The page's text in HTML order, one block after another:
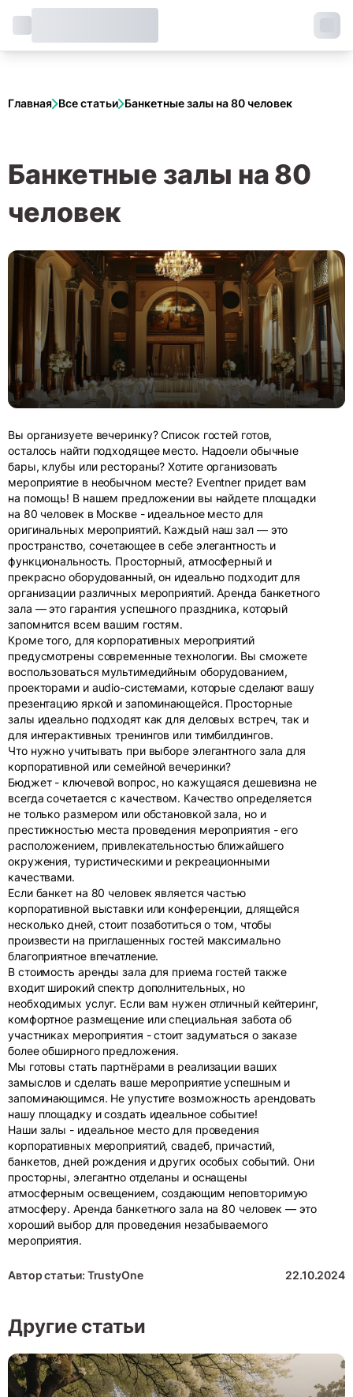
Главная Все статьи Банкетные залы на 80 человек
Банкетные залы на 80
человек
Вы организуете вечеринку? Список гостей готов,
осталось найти подходящее место. Надоели обычные
бары, клубы или рестораны? Хотите организовать
мероприятие в необычном месте? Eventner придет вам
на помощь! В нашем предложении вы найдете площадки
на 80 человек в Москве - идеальное место для
оригинальных мероприятий. Каждый наш зал — это
пространство, сочетающее в себе элегантность и
функциональность. Просторный, атмосферный и
прекрасно оборудованный, он идеально подходит для
организации различных мероприятий. Аренда банкетного
зала — это гарантия успешного праздника, который
запомнится всем вашим гостям.
Кроме того, для корпоративных мероприятий
предусмотрены современные технологии. Вы сможете
воспользоваться мультимедийным оборудованием,
проекторами и audio-системами, которые сделают вашу
презентацию яркой и запоминающейся. Просторные
залы идеально подходят как для деловых встреч, так и
для интерактивных тренингов или тимбилдингов.
Что нужно учитывать при выборе элегантного зала для
корпоративной или семейной вечеринки?
Бюджет - ключевой вопрос, но кажущаяся дешевизна не
всегда сочетается с качеством. Качество определяется
не только размером или обстановкой зала, но и
престижностью места проведения мероприятия - его
расположением, привлекательностью ближайшего
окружения, туристическими и рекреационными
качествами.
Если банкет на 80 человек является частью
корпоративной выставки или конференции, длящейся
несколько дней, стоит позаботиться о том, чтобы
произвести на приглашенных гостей максимально
благоприятное впечатление.
В стоимость аренды зала для приема гостей также
входит широкий спектр дополнительных, но
необходимых услуг. Если вам нужен отличный кейтеринг,
комфортное размещение или специальная забота об
участниках мероприятия - стоит задуматься о заказе
более обширного предложения.
Мы готовы стать партнёрами в реализации ваших
замыслов и сделать ваше мероприятие успешным и
запоминающимся. Не упустите возможность арендовать
нашу площадку и создать идеальное событие!
Наши залы - идеальное место для проведения
корпоративных мероприятий, свадеб, причастий,
банкетов, дней рождения и других особых событий. Они
просторны, элегантно отделаны и оснащены
атмосферным освещением, создающим неповторимую
атмосферу. Аренда банкетного зала на 80 человек — это
хороший выбор для проведения незабываемого
мероприятия.
Автор статьи: TrustyOne 22.10.2024
Другие статьи